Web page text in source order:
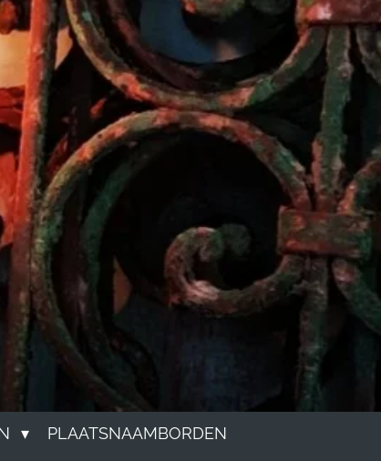
PLAATSNAAMBORDEN